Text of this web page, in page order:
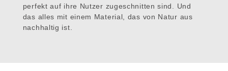
perfekt auf ihre Nutzer zugeschnitten sind. Und
das alles mit einem Material, das von Natur aus
nachhaltig ist.